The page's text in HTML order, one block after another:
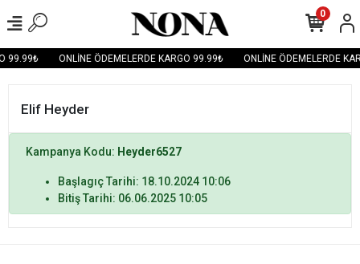
99.99₺ ONLİNE ÖDEMELERDE KARGO 99.99₺ ONLİNE ÖDEMELERDE
0
Elif Heyder
Kampanya Kodu: Heyder6527
Başlagıç Tarihi: 18.10.2024 10:06
Bitiş Tarihi: 06.06.2025 10:05